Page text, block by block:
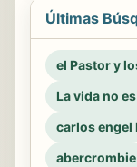
Últimas
el Pastor y
La vida no
carlos engel
abercrombie